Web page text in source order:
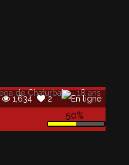
1,634 2
50%